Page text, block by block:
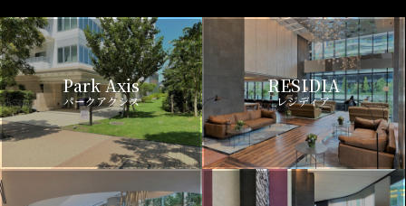
Park Axis
パークアクシス
RESIDIA
レジディア